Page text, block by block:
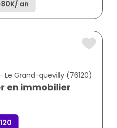
80K/ an
Grand-quevilly (76120)
en immobilier